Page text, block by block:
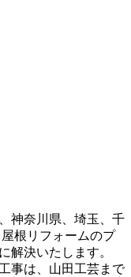
神奈川県、埼玉、千
根リフォームのプ
解決いたします。
事は、山田工芸まで